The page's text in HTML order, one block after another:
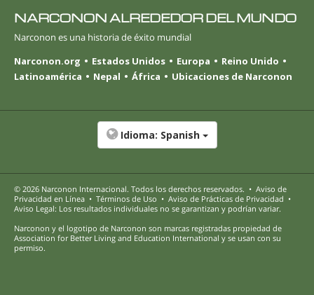
NARCONON ALREDEDOR DEL MUNDO
Narconon es una historia de éxito mundial
Narconon.org
Estados Unidos Europa
Reino Unido
Latinoamérica
Nepal África Ubicaciones de Narconon
Idioma: Spanish
© 2026 Narconon Internacional. Todos los derechos reservados. • Aviso de
Privacidad en Línea • Términos de Uso • Aviso de Prácticas de Privacidad •
Aviso Legal: Los resultados individuales no se garantizan y podrían variar.
Narconon y el logotipo de Narconon son marcas registradas propiedad de
Association for Better Living and Education International y se usan con su
permiso.